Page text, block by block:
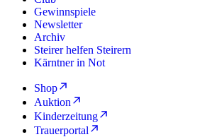
Gewinnspiele
Newsletter
Archiv
Steirer helfen Steirern
Kärntner in Not
Shop
Auktion
Kinderzeitung
Trauerportal